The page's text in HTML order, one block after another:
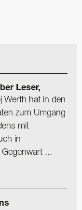
Leser,
Werth hat in den
zum Umgang
mit
in
...